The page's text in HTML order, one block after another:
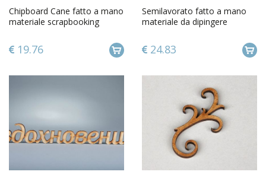
Chipboard Cane fatto a mano
materiale scrapbooking
19.76
Semilavorato fatto a mano
materiale da dipingere
24.83